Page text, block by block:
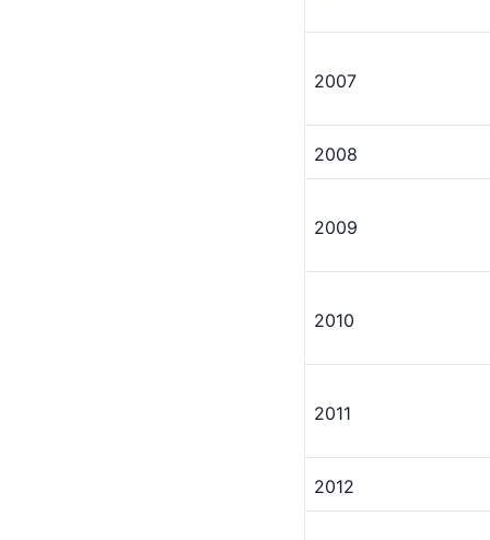
2007
2008
2009
2010
2011
2012